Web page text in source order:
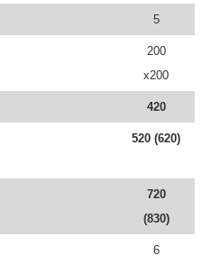
5
200
х200
420
520 (620)
720
(830)
6